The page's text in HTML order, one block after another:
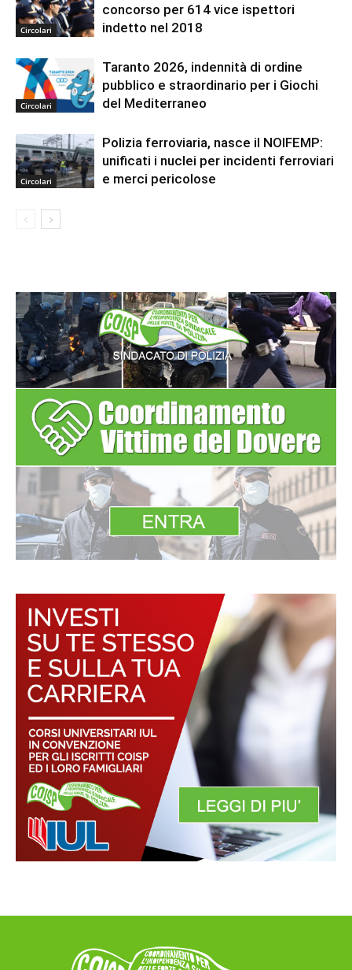
Circolari
concorso per 614 vice ispettori
indetto nel 2018
Circolari
Taranto 2026, indennità di ordine
pubblico e straordinario per i Giochi
del Mediterraneo
Circolari
Polizia ferroviaria, nasce il NOIFEMP:
unificati i nuclei per incidenti ferroviari
e merci pericolose